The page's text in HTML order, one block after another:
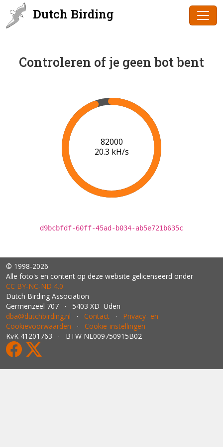
Dutch Birding
Controleren of je geen bot bent
83000
20.3 kH/s
d9bcbfdf-60ff-45ad-b034-ab5e721b635c
© 1998-2026
Alle foto's en content op deze website gelicenseerd onder
CC BY‑NC‑ND 4.0
Dutch Birding Association
Germenzeel 707 · 5403 XD Uden
dba@dutchbirding.nl · Contact · Privacy- en
Cookievoorwaarden · Cookie-instellingen
KvK 41201763 · BTW NL009750915B02